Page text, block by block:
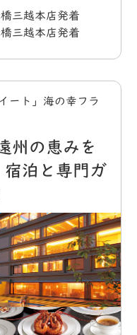
越本店発着
越本店発着
ート」海の幸フラ
州の恵みを
泊と専門ガ